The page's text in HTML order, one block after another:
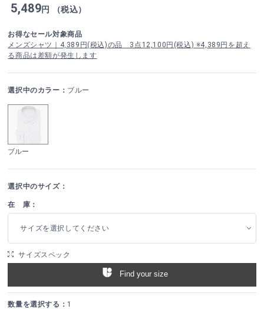
5,489円 （税込）
お得なセール対象商品
メンズシャツ｜4,389円(税込)の品 3点12,100円(税込) ※4,389円を超え
る商品は差額が発生します
選択中のカラー： ブルー
ブルー
選択中のサイズ：
在 庫：
サイズを選択してください
サイズスペック
Find your size
数量を選択する： 1